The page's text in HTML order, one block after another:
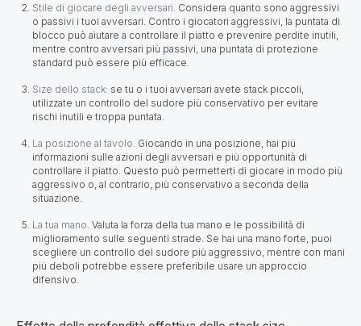
Stile di giocare degli avversari. Considera quanto sono aggressivi
o passivi i tuoi avversari. Contro i giocatori aggressivi, la puntata di
blocco può aiutare a controllare il piatto e prevenire perdite inutili,
mentre contro avversari più passivi, una puntata di protezione
standard può essere più efficace.
Size dello stack: se tu o i tuoi avversari avete stack piccoli,
utilizzate un controllo del sudore più conservativo per evitare
rischi inutili e troppa puntata.
La posizione al tavolo. Giocando in una posizione, hai più
informazioni sulle azioni degli avversari e più opportunità di
controllare il piatto. Questo può permetterti di giocare in modo più
aggressivo o, al contrario, più conservativo a seconda della
situazione.
La tua mano. Valuta la forza della tua mano e le possibilità di
miglioramento sulle seguenti strade. Se hai una mano forte, puoi
scegliere un controllo del sudore più aggressivo, mentre con mani
più deboli potrebbe essere preferibile usare un approccio
difensivo.